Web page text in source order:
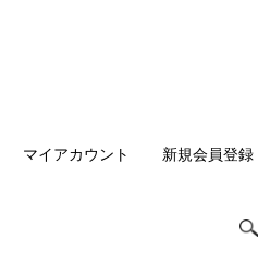
マイアカウント 新規会員登録